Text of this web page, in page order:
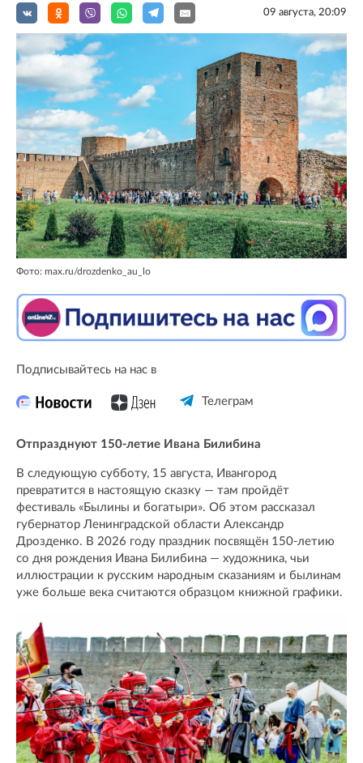
09 августа, 20:09
Фото: max.ru/drozdenko_au_lo
Подписывайтесь на нас в
Телеграм
Отпразднуют 150-летие Ивана Билибина
В следующую субботу, 15 августа, Ивангород
превратится в настоящую сказку — там пройдёт
фестиваль «Былины и богатыри». Об этом рассказал
губернатор Ленинградской области Александр
Дрозденко. В 2026 году праздник посвящён 150-летию
со дня рождения Ивана Билибина — художника, чьи
иллюстрации к русским народным сказаниям и былинам
уже больше века считаются образцом книжной графики.